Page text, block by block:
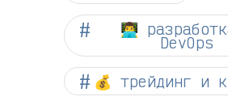
👨‍💻
DevOps
💰 трейдинг и